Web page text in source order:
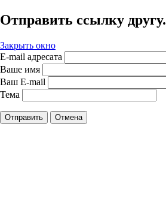
Отправить ссылку другу.
Закрыть окно
E-mail адресата
Ваше имя
Ваш E-mail
Тема
Отправить Отмена